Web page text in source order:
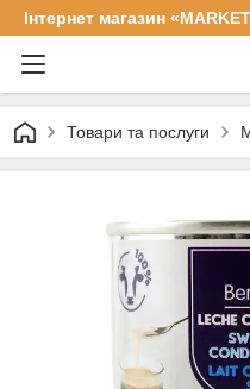
Інтернет магазин
Товари та послуги